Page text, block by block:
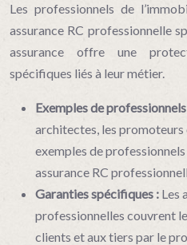
Les professionnels de
assurance RC professionnelle
assurance offre une
spécifiques liés à leur métier.
Exemples de
architectes, les
exemples de
assurance RC
Garanties spécifiques : Les
professionnelles couvrent
clients et aux tiers par le